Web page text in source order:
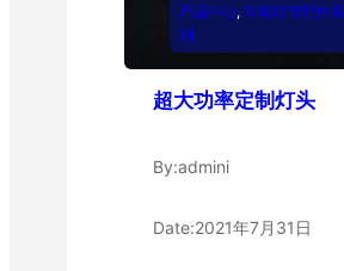
产品中心, 常规灯管配件系
列
超大功率定制灯头
By:admini
Date:2021年7月31日